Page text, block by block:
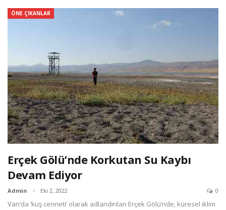
ÖNE ÇIKANLAR
Erçek Gölü’nde Korkutan Su Kaybı
Devam Ediyor
Admin Eki 2, 2022 0
Van’da ‘kuş cenneti’ olarak adlandırılan Erçek Gölü’nde, küresel iklim